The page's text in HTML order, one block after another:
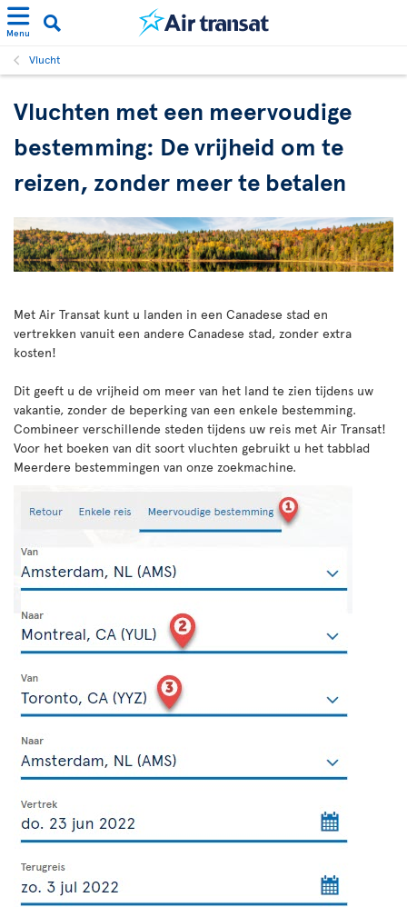
Menu
Vlucht
Vluchten met een meervoudige
bestemming: De vrijheid om te
reizen, zonder meer te betalen
Met Air Transat kunt u landen in een Canadese stad en
vertrekken vanuit een andere Canadese stad, zonder extra
kosten!
Dit geeft u de vrijheid om meer van het land te zien tijdens uw
vakantie, zonder de beperking van een enkele bestemming.
Combineer verschillende steden tijdens uw reis met Air Transat!
Voor het boeken van dit soort vluchten gebruikt u het tabblad
Meerdere bestemmingen van onze zoekmachine.